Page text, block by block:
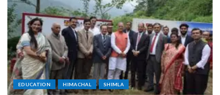
EDUCATION HIMACHAL SHIMLA